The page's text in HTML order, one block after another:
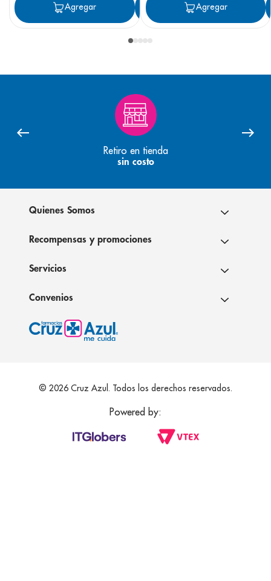
Agregar Agregar
Agregar
Retiro en tienda
sin costo
Quienes Somos
Recompensas y promociones
Servicios
Convenios
© 2026 Cruz Azul. Todos los derechos reservados.
Powered by: